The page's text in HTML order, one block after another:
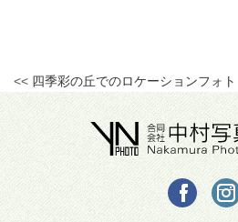
<< 四季彩の丘でのロケーションフォト